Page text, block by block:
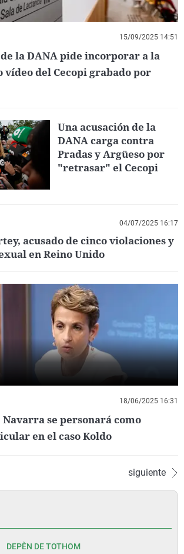
15/09/2025 14:51
la DANA pide incorporar a la
vídeo del Cecopi grabado por
Una acusación de la
DANA carga contra
Pradas y Argüeso por
"retrasar" el Cecopi
04/07/2025 16:17
acusado de cinco violaciones y
en Reino Unido
18/06/2025 16:31
se personará como
en el caso Koldo
siguiente
DEPÈN DE TOTHOM